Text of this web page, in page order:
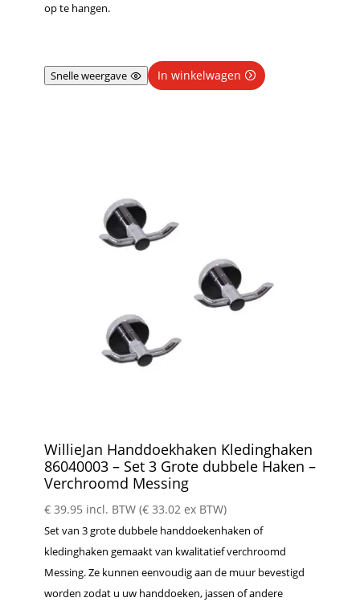
op te hangen.
Snelle weergave In winkelwagen
WillieJan Handdoekhaken Kledinghaken
86040003 – Set 3 Grote dubbele Haken –
Verchroomd Messing
€39.95 incl. BTW (€33.02ex BTW)
Set van 3 grote dubbele handdoekenhaken of
kledinghaken gemaakt van kwalitatief verchroomd
Messing. Ze kunnen eenvoudig aan de muur bevestigd
worden zodat u uw handdoeken, jassen of andere